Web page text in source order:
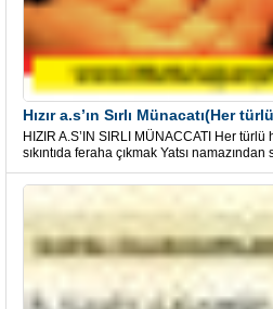
HIZIR A.S’IN SIRLI MÜNACCATI Her türlü
sıkıntıda feraha çıkmak Yatsı